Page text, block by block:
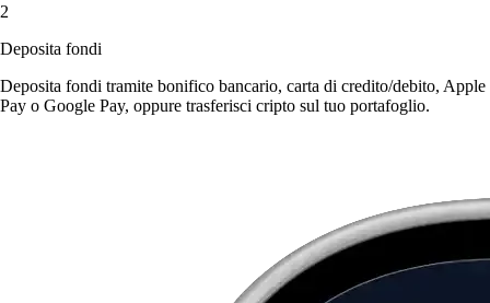
2
Deposita fondi
Deposita fondi tramite bonifico bancario, carta di credito/debito, Apple
Pay o Google Pay, oppure trasferisci cripto sul tuo portafoglio.